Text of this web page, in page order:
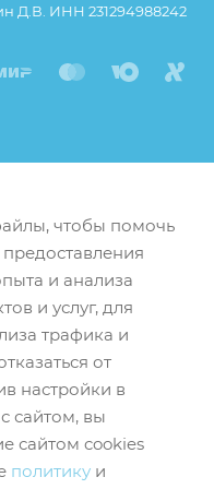
Д.В. ИНН 231294988242
чтобы помочь
и анализа
и услуг, для
трафика и
от
настройки в
сайтом, вы
сайтом cookies
политику и